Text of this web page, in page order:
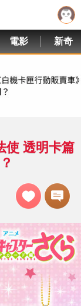
電影 新奇
使 透明卡篇